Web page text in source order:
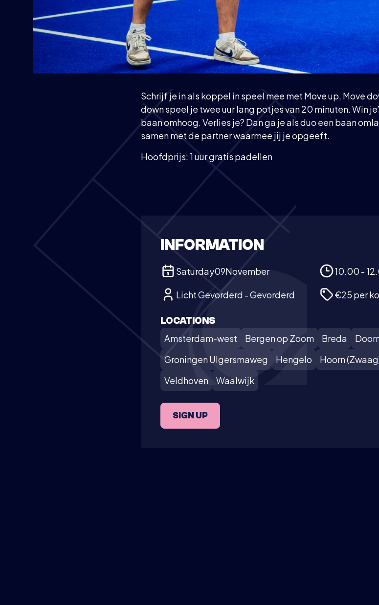
Schrijf je in als koppel in speel mee met Move up, Move
down speel je twee uur lang potjes van 20 minuten. Win
baan omhoog. Verlies je? Dan ga je als duo een baan
samen met de partner waarmee jij je opgeeft.
Hoofdprijs: 1 uur gratis padellen
INFORMATION
Saturday09November 10.00 -
Licht Gevorderd - Gevorderd €25 per
LOCATIONS
Amsterdam-west
Bergen op Zoom Breda
Groningen Ulgersmaweg
Hengelo Hoorn
Veldhoven
Waalwijk
SIGN UP